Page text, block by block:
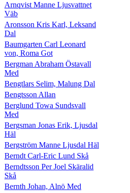
Arnqvist Manne Ljusvattnet
Väb
Aronsson Kris Karl, Leksand
Dal
Baumgarten Carl Leonard
von, Roma Got
Bergman Abraham Östavall
Med
Bengtlars Selim, Malung Dal
Bengtsson Allan
Berglund Towa Sundsvall
Med
Bergsman Jonas Erik, Ljusdal
Häl
Bergström Manne Ljusdal Häl
Berndt Carl-Eric Lund Skå
Berndtsson Per Joel Skäralid
Skå
Bernth Johan, Alnö Med